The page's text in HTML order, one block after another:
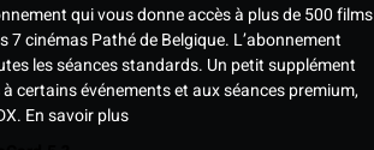
qui vous donne accès à plus de 500 films
7 cinémas Pathé de Belgique. L’abonnement
les séances standards. Un petit supplément
certains événements et aux séances premium,
En savoir plus